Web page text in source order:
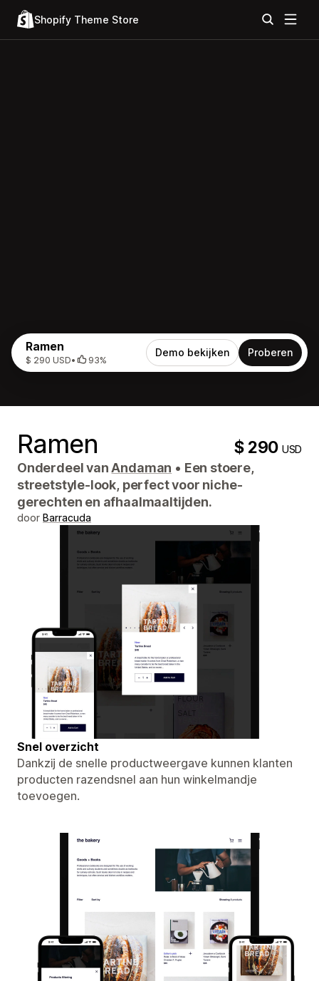
Shopify Theme Store
Ramen
$ 290 USD• 93%
Demo bekijken Proberen
Ramen $ 290USD
Onderdeel vanAndaman • Een stoere,
streetstyle-look, perfect voor niche-
gerechten en afhaalmaaltijden.
door Barracuda
Snel overzicht
Dankzij de snelle productweergave kunnen klanten
producten razendsnel aan hun winkelmandje
toevoegen.